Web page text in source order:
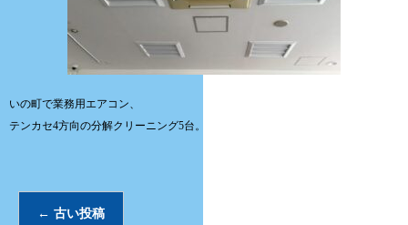
いの町で業務用エアコン、
テンカセ4方向の分解クリーニング5台。
← 古い投稿